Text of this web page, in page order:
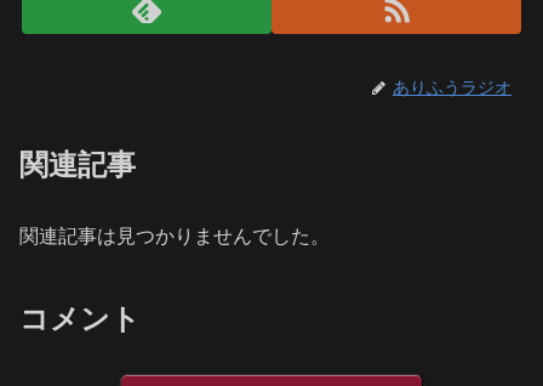
ありふうラジオ
関連記事
関連記事は見つかりませんでした。
コメント